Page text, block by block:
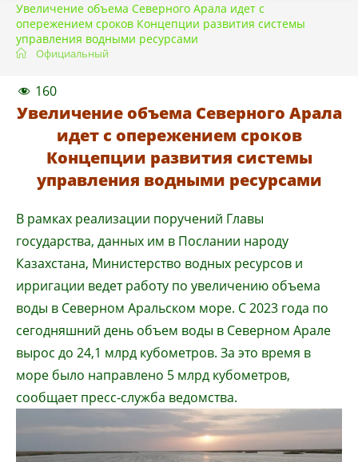
Увеличение объема Северного Арала идет с
опережением сроков Концепции развития системы
управления водными ресурсами
Официальный
160
Увеличение объема Северного Арала
идет с опережением сроков
Концепции развития системы
управления водными ресурсами
В рамках реализации поручений Главы
государства, данных им в Послании народу
Казахстана, Министерство водных ресурсов и
ирригации ведет работу по увеличению объема
воды в Северном Аральском море. С 2023 года по
сегодняшний день объем воды в Северном Арале
вырос до 24,1 млрд кубометров. За это время в
море было направлено 5 млрд кубометров,
сообщает пресс-служба ведомства.